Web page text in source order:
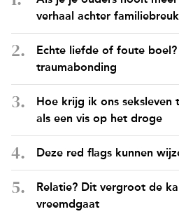
verhaal achter
Echte liefde of foute
traumabonding
Hoe krijg ik ons seksleven
als een vis op het droge
Deze red flags kunnen
Relatie? Dit vergroot de
vreemdgaat